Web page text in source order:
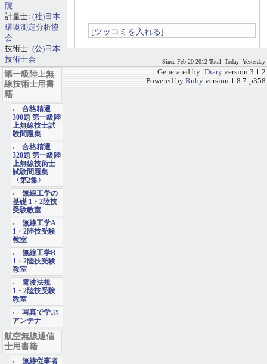
[ツッコミを入れる]
院
計量士: (社)日本
環境測定分析協
会
技術士: (公)日本
技術士会
第一級陸上無
線技術士用書
籍
合格精選
300題 第一級陸
上無線技士試
験問題集
合格精選
320題 第一級陸
上無線技術士
試験問題集
〈第2集〉
無線工学の
基礎 1・2陸技
受験教室
無線工学A
1・2陸技受験
教室
無線工学B
1・2陸技受験
教室
電波法規
1・2陸技受験
教室
写真で学ぶ
アンテナ
航空無線通信
士用書籍
無線従事者
Since Feb-20-2012 Total: Today: Yesterday:
Generated by tDiary version 3.1.2
Powered by Ruby version 1.8.7-p358